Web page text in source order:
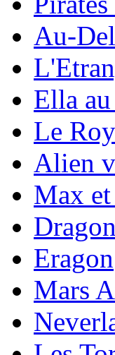
Au-
Ella
Le
Alien
Max
Eragon
Mars